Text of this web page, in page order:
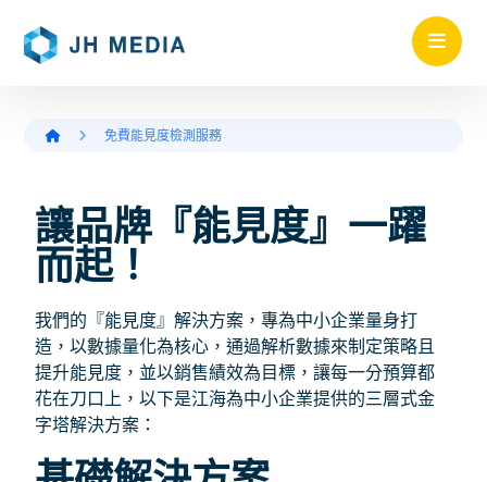
免費能見度檢測服務
讓品牌『能見度』一躍
而起！
我們的『能見度』解決方案，專為中小企業量身打
造，以數據量化為核心，通過解析數據來制定策略且
提升能見度，並以銷售績效為目標，讓每一分預算都
花在刀口上，以下是江海為中小企業提供的三層式金
字塔解決方案：